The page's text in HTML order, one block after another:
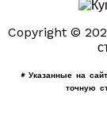
Copyright ©
* Указанные на
точную